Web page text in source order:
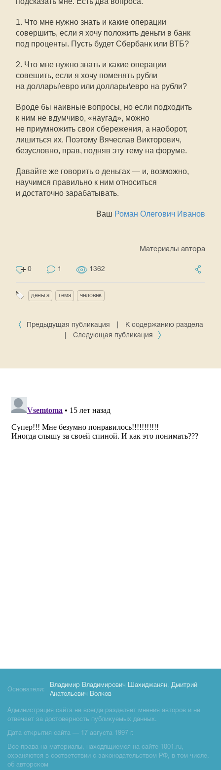
1. Что мне нужно знать и какие операции
совершить, если я хочу положить деньги в банк
под проценты. Пусть будет Сбербанк или ВТБ?
2. Что мне нужно знать и какие операции
совешить, если я хочу поменять рубли
на доллары\евро или доллары\евро на рубли?
Вроде бы наивные вопросы, но если подходить
к ним не вдумчиво, «наугад», можно
не приумножить свои сбережения, а наоборот,
лишиться их. Поэтому Вячеслав Викторович,
безусловно, прав, подняв эту тему на форуме.
Давайте же говорить о деньгах — и, возможно,
научимся правильно к ним относиться
и достаточно зарабатывать.
Ваш Роман Олегович Иванов
Материалы автора
0 1 1362
деньга тема человек
Предыдущая публикация
К содержанию раздела
Следующая публикация
Основатели:
Владимир Владимирович Шахиджанян, Дмитрий
Анатольевич Волков
Администрация сайта не всегда разделяет мнения авторов и не
отвечает за достоверность публикуемых данных.
Дата открытия сайта — 17 августа 1997 г.
Все права на материалы, находящиемся на сайте 1001.ru,
охраняются в соответствии с законодательством РФ, в том числе,
об авторском